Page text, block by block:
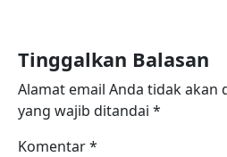
Tinggalkan Balasan
Alamat email Anda tidak akan
yang wajib ditandai *
Komentar*